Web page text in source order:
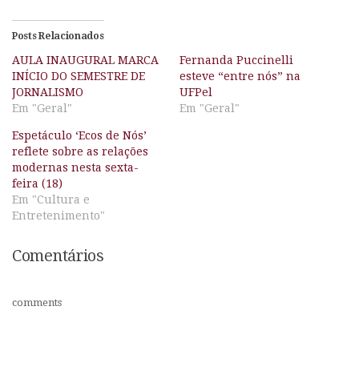
Posts Relacionados
AULA INAUGURAL MARCA
INÍCIO DO SEMESTRE DE
JORNALISMO
Em "Geral"
Fernanda Puccinelli
esteve “entre nós” na
UFPel
Em "Geral"
Espetáculo ‘Ecos de Nós’
reflete sobre as relações
modernas nesta sexta-
feira (18)
Em "Cultura e
Entretenimento"
Comentários
comments